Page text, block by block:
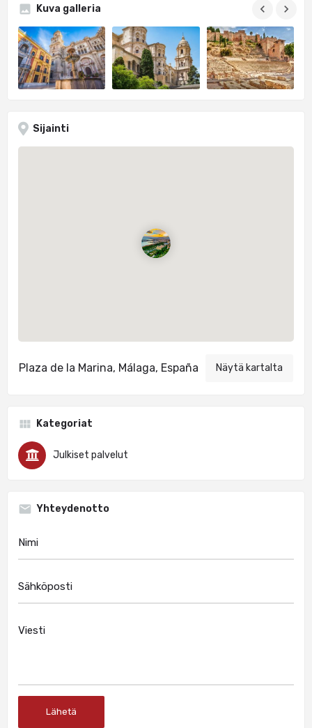
Kuva galleria
Sijainti
Plaza de la Marina, Málaga, España Näytä kartalta
Kategoriat
Julkiset palvelut
Yhteydenotto